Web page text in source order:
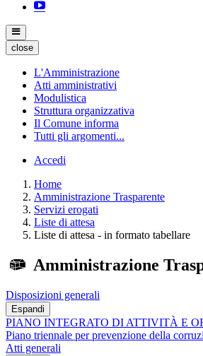
close
L'Amministrazione
Atti amministrativi
Modulistica
Struttura organizzativa
Il Comune informa
Tutti gli argomenti...
Accedi
Home
Amministrazione Trasparente
Servizi erogati
Liste di attesa
Liste di attesa - in formato tabellare
Amministrazione
Disposizioni generali
Espandi
PIANO INTEGRATO DI ATTIVITÀ E
Piano triennale per prevenzione della
Atti generali